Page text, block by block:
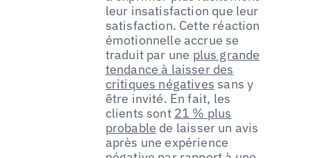
leur insatisfaction que leur
satisfaction. Cette réaction
émotionnelle accrue se
traduit par une plus grande
tendance à laisser des
critiques négatives sans y
être invité. En fait, les
clients sont 21 % plus
probable de laisser un avis
après une expérience